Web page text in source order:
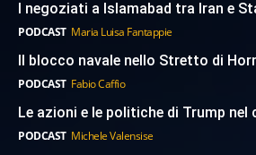
I negoziati a Islamabad tra Iran e
PODCAST Maria Luisa Fantappie
Il blocco navale nello Stretto di
PODCAST Fabio Caffio
Le azioni e le politiche di Trump
PODCAST Michele Valensise